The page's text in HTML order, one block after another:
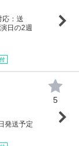
：送
日の2週
発送予定
5